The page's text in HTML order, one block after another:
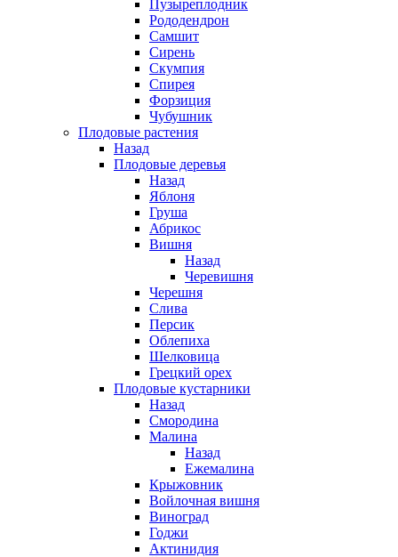
Пузыреплодник
Рододендрон
Самшит
Сирень
Скумпия
Спирея
Форзиция
Чубушник
Плодовые растения
Назад
Плодовые деревья
Назад
Яблоня
Груша
Абрикос
Вишня
Назад
Черевишня
Черешня
Слива
Персик
Облепиха
Шелковица
Грецкий орех
Плодовые кустарники
Назад
Смородина
Малина
Назад
Ежемалина
Крыжовник
Войлочная вишня
Виноград
Годжи
Актинидия